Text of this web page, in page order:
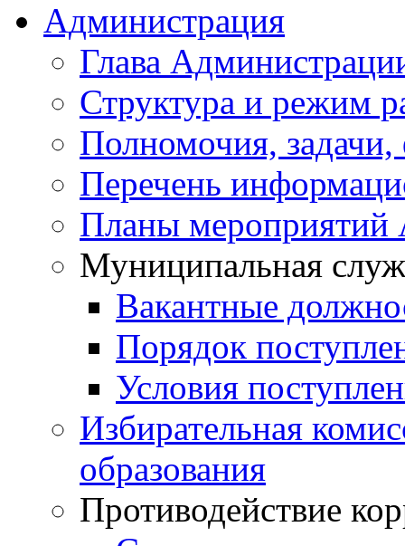
Администрация
Глава
Структура и режим
Полномочия,
Перечень
Планы мероприятий
Муниципальная
Вакантные
Порядок
Условия
Избирательная
образования
Противодействие